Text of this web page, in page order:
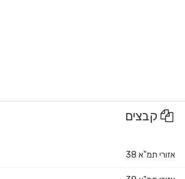
קבצים
אזורי תמ"א 38